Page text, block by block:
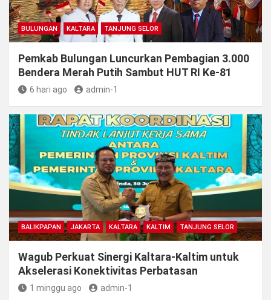
BULUNGAN KALTARA TANJUNG SELOR
Pemkab Bulungan Luncurkan Pembagian 3.000
Bendera Merah Putih Sambut HUT RI Ke-81
6 hari ago admin-1
BALIKPAPAN JAKARTA KALTARA KALTIM TANJUNG SELOR
Wagub Perkuat Sinergi Kaltara-Kaltim untuk
Akselerasi Konektivitas Perbatasan
1 minggu ago admin-1